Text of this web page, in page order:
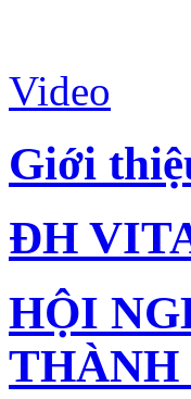
Video
Giới
ĐH
HỘI
THÀNH